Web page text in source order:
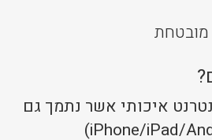
איכותי אשר נתמך גם